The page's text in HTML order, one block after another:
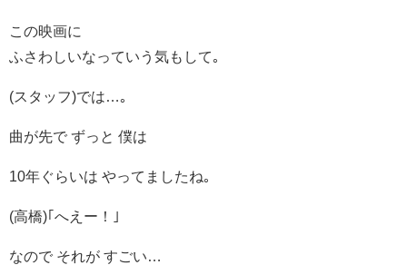
この映画に
ふさわしいなっていう気もして｡
(スタッフ)では…｡
曲が先で ずっと 僕は
10年ぐらいは やってましたね｡
(高橋)｢へえー！｣
なので それが すごい…